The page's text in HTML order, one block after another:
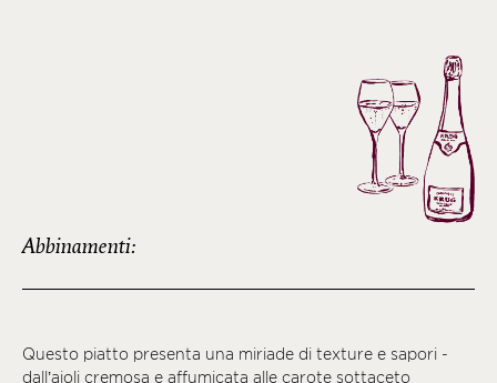
Abbinamenti:
Questo piatto presenta una miriade di texture e sapori -
dall’aioli cremosa e affumicata alle carote sottaceto